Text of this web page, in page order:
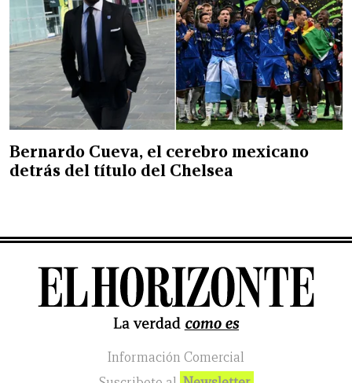
Bernardo Cueva, el cerebro mexicano
detrás del título del Chelsea
Información Comercial